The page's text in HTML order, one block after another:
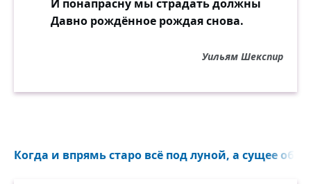
И понапрасну мы страдать должны
Давно рождённое рождая снова.
Уильям Шекспир
Когда и впрямь старо всё под луной, а сущее